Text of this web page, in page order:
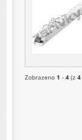
Zobrazeno 1 - 4 (z 4